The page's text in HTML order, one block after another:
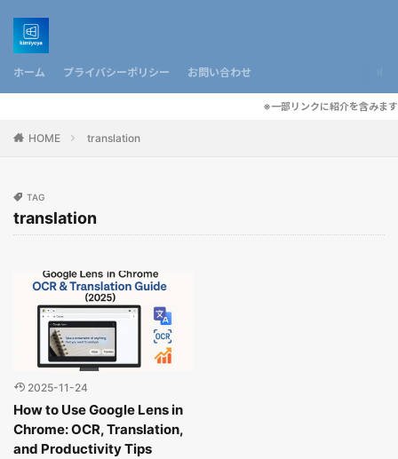
ホーム プライバシーポリシー お問い合わせ
※一部リンクに紹介を含みます
HOME translation
TAG
translation
2025-11-24
How to Use Google Lens in
Chrome: OCR, Translation,
and Productivity Tips